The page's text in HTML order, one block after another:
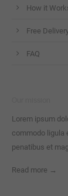
How it
Free
FAQ
Lorem ipsum
commodo ligula
penatibus et
Read more →